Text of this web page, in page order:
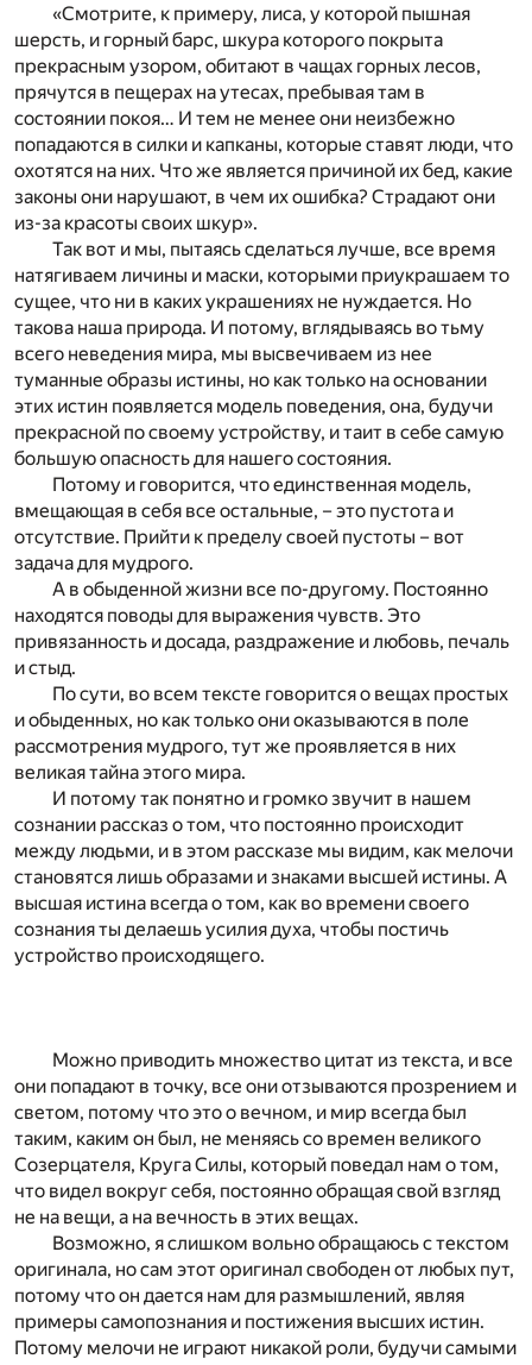
«Смотрите, к примеру, лиса, у которой пышная
шерсть, и горный барс, шкура которого покрыта
прекрасным узором, обитают в чащах горных лесов,
прячутся в пещерах на утесах, пребывая там в
состоянии покоя… И тем не менее они неизбежно
попадаются в силки и капканы, которые ставят люди, что
охотятся на них. Что же является причиной их бед, какие
законы они нарушают, в чем их ошибка? Страдают они
из-за красоты своих шкур».
Так вот и мы, пытаясь сделаться лучше, все время
натягиваем личины и маски, которыми приукрашаем то
сущее, что ни в каких украшениях не нуждается. Но
такова наша природа. И потому, вглядываясь во тьму
всего неведения мира, мы высвечиваем из нее
туманные образы истины, но как только на основании
этих истин появляется модель поведения, она, будучи
прекрасной по своему устройству, и таит в себе самую
большую опасность для нашего состояния.
Потому и говорится, что единственная модель,
вмещающая в себя все остальные, – это пустота и
отсутствие. Прийти к пределу своей пустоты – вот
задача для мудрого.
А в обыденной жизни все по-другому. Постоянно
находятся поводы для выражения чувств. Это
привязанность и досада, раздражение и любовь, печаль
и стыд.
По сути, во всем тексте говорится о вещах простых
и обыденных, но как только они оказываются в поле
рассмотрения мудрого, тут же проявляется в них
великая тайна этого мира.
И потому так понятно и громко звучит в нашем
сознании рассказ о том, что постоянно происходит
между людьми, и в этом рассказе мы видим, как мелочи
становятся лишь образами и знаками высшей истины. А
высшая истина всегда о том, как во времени своего
сознания ты делаешь усилия духа, чтобы постичь
устройство происходящего.
Можно приводить множество цитат из текста, и все
они попадают в точку, все они отзываются прозрением и
светом, потому что это о вечном, и мир всегда был
таким, каким он был, не меняясь со времен великого
Созерцателя, Круга Силы, который поведал нам о том,
что видел вокруг себя, постоянно обращая свой взгляд
не на вещи, а на вечность в этих вещах.
Возможно, я слишком вольно обращаюсь с текстом
оригинала, но сам этот оригинал свободен от любых пут,
потому что он дается нам для размышлений, являя
примеры самопознания и постижения высших истин.
Потому мелочи не играют никакой роли, будучи самыми